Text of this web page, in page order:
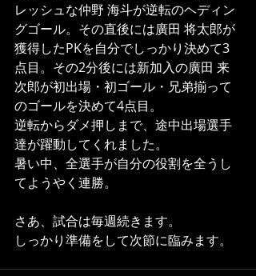
レッシュな仲野 海斗が逆転のヘディン
グゴール。その直後には廣田 将太郎が
獲得したPKを自分でしっかり決めて3
点目。その2分後には新加入の廣田 来
次郎が初出場・初ゴール・兄弟揃って
のゴールを決めて4点目。
逆転からダメ押しまで、途中出場選手
達が躍動してくれました。
暑い中、全選手が自分の役割を全うし
てようやく連勝。
さあ、試合は毎週続きます。
しっかり準備をして次節に臨みます。